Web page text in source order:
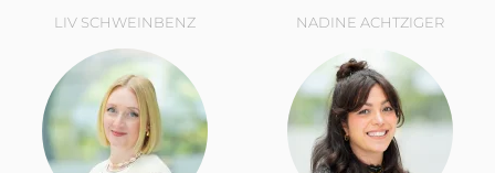
LIV SCHWEINBENZ NADINE ACHTZIGER